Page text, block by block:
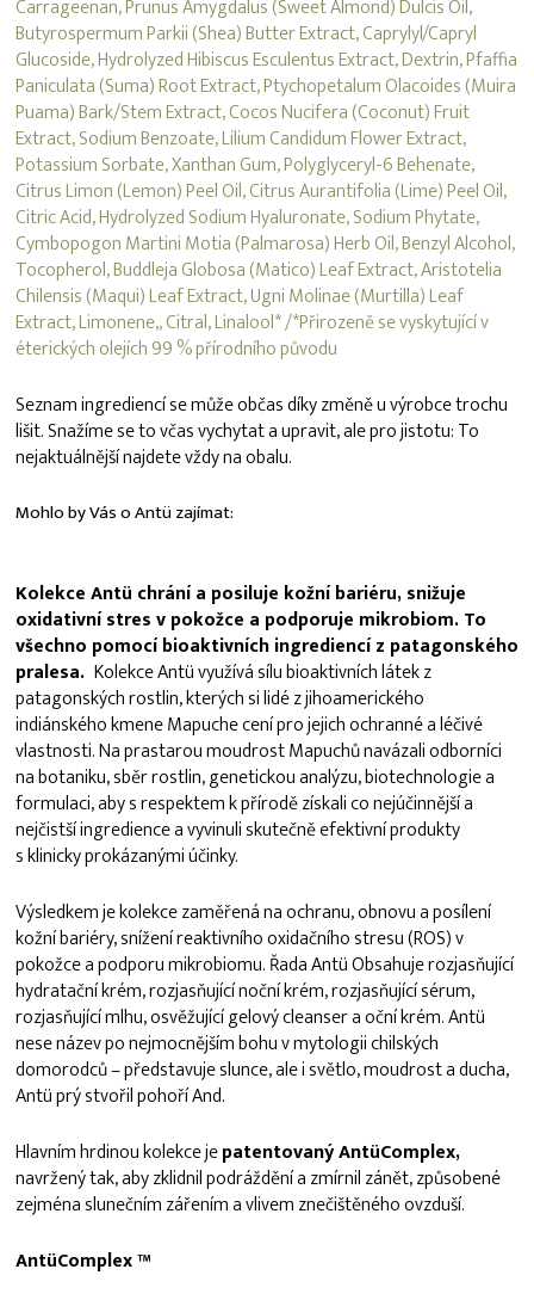
Carrageenan, Prunus Amygdalus (Sweet Almond) Dulcis Oil,
Butyrospermum Parkii (Shea) Butter Extract, Caprylyl/Capryl
Glucoside, Hydrolyzed Hibiscus Esculentus Extract, Dextrin, Pfaffia
Paniculata (Suma) Root Extract, Ptychopetalum Olacoides (Muira
Puama) Bark/Stem Extract, Cocos Nucifera (Coconut) Fruit
Extract, Sodium Benzoate, Lilium Candidum Flower Extract,
Potassium Sorbate, Xanthan Gum, Polyglyceryl-6 Behenate,
Citrus Limon (Lemon) Peel Oil, Citrus Aurantifolia (Lime) Peel Oil,
Citric Acid, Hydrolyzed Sodium Hyaluronate, Sodium Phytate,
Cymbopogon Martini Motia (Palmarosa) Herb Oil, Benzyl Alcohol,
Tocopherol, Buddleja Globosa (Matico) Leaf Extract, Aristotelia
Chilensis (Maqui) Leaf Extract, Ugni Molinae (Murtilla) Leaf
Extract, Limonene,, Citral, Linalool* /*Přirozeně se vyskytující v
éterických olejích 99 % přírodního původu
Seznam ingrediencí se může občas díky změně u výrobce trochu
lišit. Snažíme se to včas vychytat a upravit, ale pro jistotu: To
nejaktuálnější najdete vždy na obalu.
Mohlo by Vás o Antü zajímat:
Kolekce Antü chrání a posiluje kožní bariéru, snižuje
oxidativní stres v pokožce a podporuje mikrobiom. To
všechno pomocí bioaktivních ingrediencí z patagonského
pralesa. Kolekce Antü využívá sílu bioaktivních látek z
patagonských rostlin, kterých si lidé z jihoamerického
indiánského kmene Mapuche cení pro jejich ochranné a léčivé
vlastnosti. Na prastarou moudrost Mapuchů navázali odborníci
na botaniku, sběr rostlin, genetickou analýzu, biotechnologie a
formulaci, aby s respektem k přírodě získali co nejúčinnější a
nejčistší ingredience a vyvinuli skutečně efektivní produkty
s klinicky prokázanými účinky.
Výsledkem je kolekce zaměřená na ochranu, obnovu a posílení
kožní bariéry, snížení reaktivního oxidačního stresu (ROS) v
pokožce a podporu mikrobiomu. Řada Antü Obsahuje rozjasňující
hydratační krém, rozjasňující noční krém, rozjasňující sérum,
rozjasňující mlhu, osvěžující gelový cleanser a oční krém. Antü
nese název po nejmocnějším bohu v mytologii chilských
domorodců – představuje slunce, ale i světlo, moudrost a ducha,
Antü prý stvořil pohoří And.
Hlavním hrdinou kolekce jepatentovaný AntüComplex,
navržený tak, aby zklidnil podráždění a zmírnil zánět, způsobené
zejména slunečním zářením a vlivem znečištěného ovzduší.
AntüComplex ™